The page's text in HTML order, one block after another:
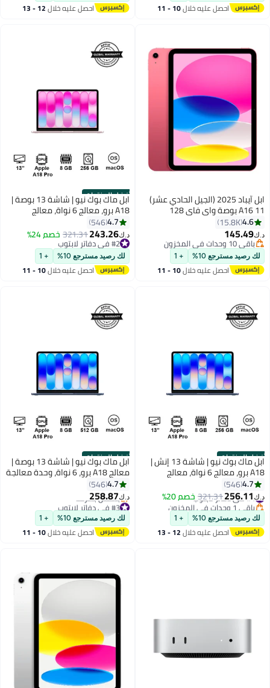
احصل عليه خلال 10 - 11 احصل عليه خلال 12 - 13
ابل آيباد 2025 (الجيل الحادي عشر)
A16 11 بوصة واي فاي 128
جيجابايت وردي - النسخة الدولية
4.6
15.8K
د.ك‏145.49
باقي 10 وحدات في المخزون
باقي 10 وحدات في المخزون
لك رصيد مسترجع 10% + 1
احصل عليه خلال 10 - 11
أفضل المنتجات ابل ماك بوك نيو | شاشة 13 بوصة |
A18 برو، معالج 6 نواة، معالج
نواة | 8 جيجابايت رام | 256 جيجابايت
SSD | لوحة مفاتيح إنجليزية ||
4.7
546
د.ك‏243.26
321.31خصم 24%
#2 في دفاتر لابتوب
#2 في دفاتر لابتوب
لك رصيد مسترجع 10% + 1
احصل عليه خلال 10 - 11
أفضل المنتجات ابل ماك بوك نيو | شاشة 13 إنش |
A18 برو، معالج 6 نواة، معالج
نواة | 8 جيجابايت رام | 256 جيجابايت
SSD | لوحة مفاتيح إنجليزية |
4.7
546
د.ك‏256.11
321.31خصم 20% #4 في دفاتر لابتوب
باقي 1 وحدات في المخزون
#4 في دفاتر لابتوب
لك رصيد مسترجع 10% + 1
احصل عليه خلال 12 - 13
أفضل المنتجات ابل ماك بوك نيو | شاشة 13 بوصة |
معالج A18 برو، 6 نواة، وحدة معالجة
الرسوميات 5 نواة، معالج الشبكة
512 جيجابايت SSD | لوحة مفاتيح
إنجليزية ||
4.7
546
د.ك‏258.87
#3 في دفاتر لابتوب
أقل سعر في 7 يوم
بتخلّص بسرعة
#3 في دفاتر لابتوب
لك رصيد مسترجع 10% + 1
احصل عليه خلال 10 - 11